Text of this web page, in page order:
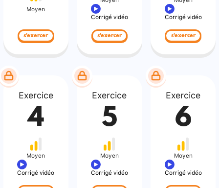
Moyen
s'exercer
Corrigé vidéo
s'exercer
Corrigé vidéo
s'exercer
Exercice
4
Moyen
Corrigé vidéo
Exercice
5
Moyen
Corrigé vidéo
Exercice
6
Moyen
Corrigé vidéo